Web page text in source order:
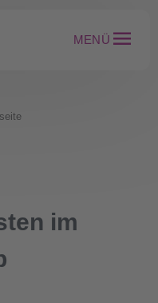
MENÜ
im